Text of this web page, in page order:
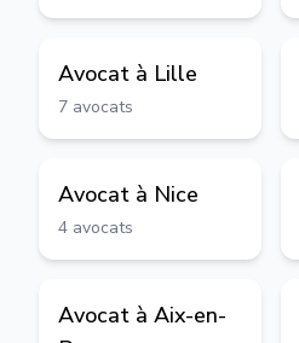
Avocat à Lille
7 avocats
Avocat à Nice
4 avocats
Avocat à Aix-en-